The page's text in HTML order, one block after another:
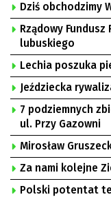
Dziś obchodzimy
Rządowy
lubuskiego
Lechia poszuka
Jeździecka
7 podziemnych
ul. Przy Gazowni
Mirosław
Za nami kolejne
Polski potentat